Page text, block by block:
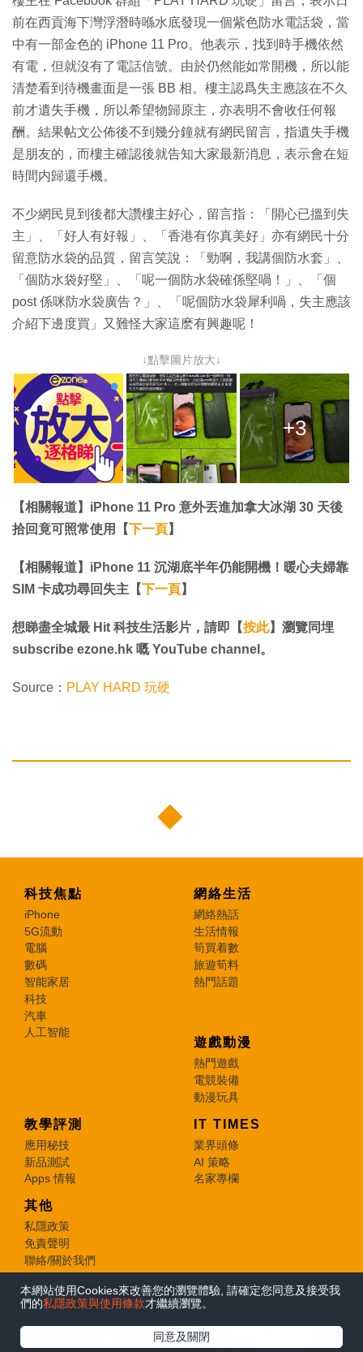
前在西貢海下灣浮潛時喺水底發現一個紫色防水電話袋，當
中有一部金色的 iPhone 11 Pro。他表示，找到時手機依然
有電，但就沒有了電話信號。由於仍然能如常開機，所以能
清楚看到待機畫面是一張 BB 相。樓主認爲失主應該在不久
前才遺失手機，所以希望物歸原主，亦表明不會收任何報
酬。結果帖文公佈後不到幾分鐘就有網民留言，指遺失手機
是朋友的，而樓主確認後就告知大家最新消息，表示會在短
時間内歸還手機。
不少網民見到後都大讚樓主好心，留言指：「開心已搵到失
主」、「好人有好報」、「香港有你真美好」亦有網民十分
留意防水袋的品質，留言笑說：「勁啊，我講個防水套」、
「個防水袋好堅」、「呢一個防水袋確係堅喎！」、「個
post 係咪防水袋廣告？」、「呢個防水袋犀利喎，失主應該
介紹下邊度買」又難怪大家這麽有興趣呢！
↓點擊圖片放大↓
+3
【相關報道】iPhone 11 Pro 意外丟進加拿大冰湖 30 天後
拾回竟可照常使用【下一頁】
【相關報道】iPhone 11 沉湖底半年仍能開機！暖心夫婦靠
SIM 卡成功尋回失主【下一頁】
想睇盡全城最 Hit 科技生活影片，請即【按此】瀏覽同埋
subscribe ezone.hk 嘅 YouTube channel。
Source： PLAY HARD 玩硬
科技焦點
iPhone
5G流動
電腦
數碼
智能家居
科技
汽車
人工智能
網絡生活
網絡熱話
生活情報
筍買着數
旅遊筍料
熱門話題
遊戲動漫
熱門遊戲
電競裝備
動漫玩具
教學評測
應用秘技
新品測試
Apps 情報
IT TIMES
業界頭條
AI 策略
名家專欄
其他
私隱政策
免責聲明
聯絡/關於我們
© 2026 e-zone. All Rights Reserved.
本網站使用Cookies來改善您的瀏覽體驗, 請確定您同意及接受我
們的私隱政策與使用條款才繼續瀏覽。
同意及關閉